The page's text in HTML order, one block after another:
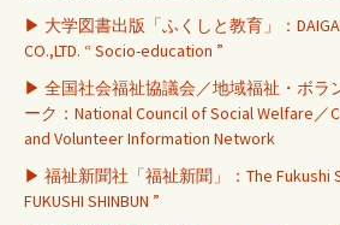
▶ 大学図書出版「ふくしと教育」：
CO.,LTD. “ Socio-education ”
▶ 全国社会福祉協議会／地域福祉・ボラ
ーク：National Council of Social Welfare／
and Volunteer Information Network
▶ 福祉新聞社「福祉新聞」：The Fukushi
FUKUSHI SHINBUN ”